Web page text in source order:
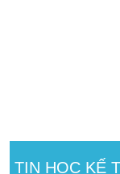
TIN HỌC KẾ